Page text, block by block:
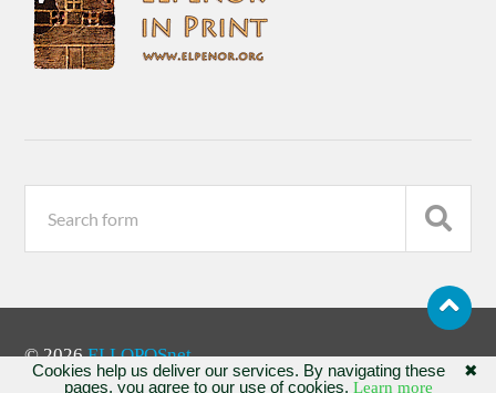
© 2026ELLOPOSnet
✖
Cookies help us deliver our services. By navigating these
pages, you agree to our use of cookies. Learn more